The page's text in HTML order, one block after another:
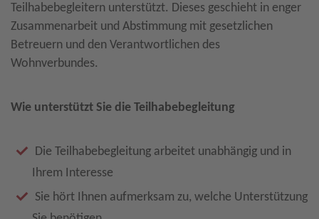
Teilhabebegleitern unterstützt. Dieses geschieht in enger
Zusammenarbeit und Abstimmung mit gesetzlichen
Betreuern und den Verantwortlichen des
Wohnverbundes.
Wie unterstützt Sie die Teilhabebegleitung
Die Teilhabebegleitung arbeitet unabhängig und in
Ihrem Interesse
Sie hört Ihnen aufmerksam zu, welche Unterstützung